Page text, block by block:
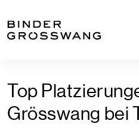
Top
Grösswang bei